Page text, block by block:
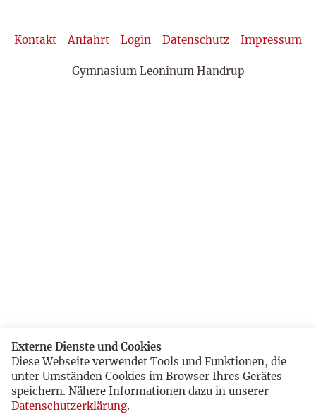
Kontakt Anfahrt Login Datenschutz Impressum
Gymnasium Leoninum Handrup
Externe Dienste und Cookies
Diese Webseite verwendet Tools und Funktionen, die
unter Umständen Cookies im Browser Ihres Gerätes
speichern. Nähere Informationen dazu in unserer
Datenschutzerklärung.